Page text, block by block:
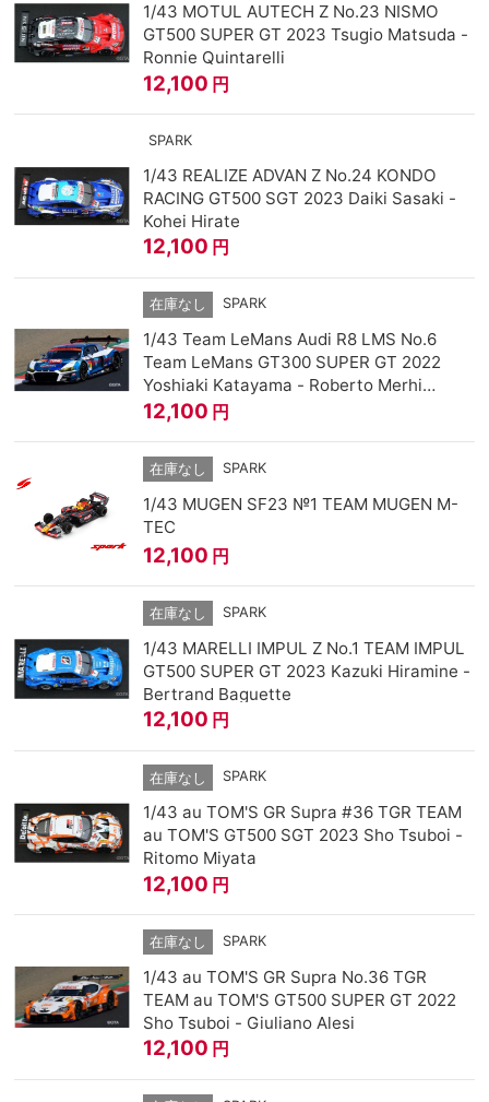
1/43 MOTUL AUTECH Z No.23 NISMO
GT500 SUPER GT 2023 Tsugio Matsuda -
Ronnie Quintarelli
12,100 円
SPARK
1/43 REALIZE ADVAN Z No.24 KONDO
RACING GT500 SGT 2023 Daiki Sasaki -
Kohei Hirate
12,100 円
在庫なし SPARK
1/43 Team LeMans Audi R8 LMS No.6
Team LeMans GT300 SUPER GT 2022
Yoshiaki Katayama - Roberto Merhi
Muntan
12,100 円
在庫なし SPARK
1/43 MUGEN SF23 №1 TEAM MUGEN M-
TEC
12,100 円
在庫なし SPARK
1/43 MARELLI IMPUL Z No.1 TEAM IMPUL
GT500 SUPER GT 2023 Kazuki Hiramine -
Bertrand Baguette
12,100 円
在庫なし SPARK
1/43 au TOM'S GR Supra #36 TGR TEAM
au TOM'S GT500 SGT 2023 Sho Tsuboi -
Ritomo Miyata
12,100 円
在庫なし SPARK
1/43 au TOM'S GR Supra No.36 TGR
TEAM au TOM'S GT500 SUPER GT 2022
Sho Tsuboi - Giuliano Alesi
12,100 円